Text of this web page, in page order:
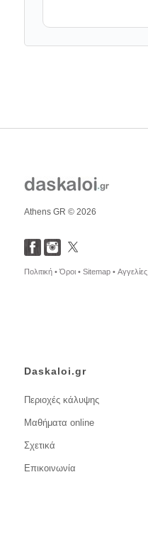
Athens GR © 2026
Πολιτική •Όροι • Sitemap • Αγγελίες
Daskaloi.gr
Περιοχές κάλυψης
Μαθήματα online
Σχετικά
Επικοινωνία